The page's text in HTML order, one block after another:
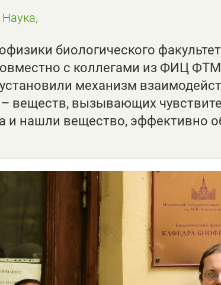
Наука,
биологического
с коллегами из ФИЦ
механизм
веществ, вызывающих
и нашли вещество, эффективно